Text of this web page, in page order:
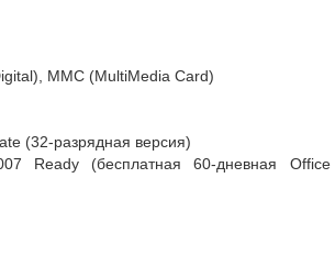
MMC (MultiMedia Card)
(32-разрядная версия)
Ready (бесплатная 60-дневная Office